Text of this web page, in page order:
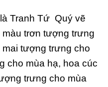
Tranh Tứ Quý vẽ
màu trơn tượng trưng
tượng trưng cho
cho mùa hạ, hoa cúc
trưng cho mùa